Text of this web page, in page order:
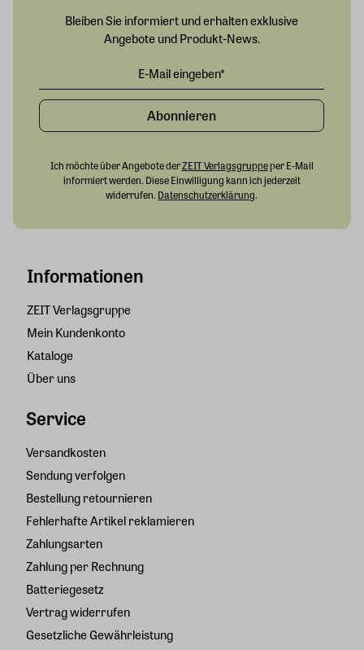
Informationen
ZEIT Verlagsgruppe
Mein Kundenkonto
Kataloge
Über uns
Service
Versandkosten
Sendung verfolgen
Bestellung retournieren
Fehlerhafte Artikel reklamieren
Zahlungsarten
Zahlung per Rechnung
Batteriegesetz
Vertrag widerrufen
Gesetzliche Gewährleistung
Bleiben Sie informiert und erhalten exklusive
Angebote und Produkt-News.
Abonnieren
Ich möchte über Angebote derZEIT Verlagsgruppeper E-Mail
informiert werden. Diese Einwilligung kann ich jederzeit
widerrufen. Datenschutzerklärung.